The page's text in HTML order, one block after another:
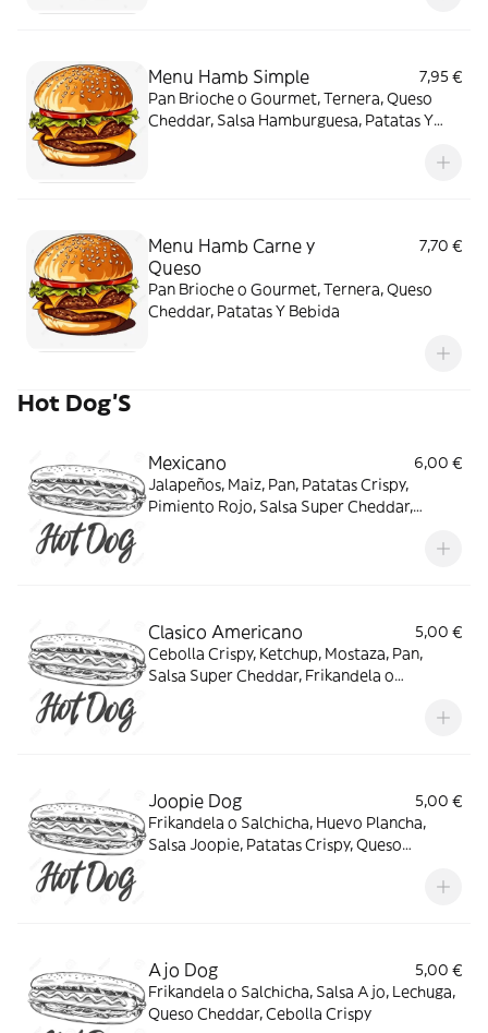
Menu Hamb Simple
7,95 €
Pan Brioche o Gourmet, Ternera, Queso
Cheddar, Salsa Hamburguesa, Patatas Y
Menu Hamb Carne y
Queso
7,70 €
Pan Brioche o Gourmet, Ternera, Queso
Cheddar, Patatas Y Bebida
Hot Dog'S
Mexicano
6,00 €
Jalapeños, Maiz, Pan, Patatas Crispy,
Pimiento Rojo, Salsa Super Cheddar,
Clasico Americano
5,00 €
Cebolla Crispy, Ketchup, Mostaza, Pan,
Salsa Super Cheddar, Frikandela o
Joopie Dog
5,00 €
Frikandela o Salchicha, Huevo Plancha,
Salsa Joopie, Patatas Crispy, Queso
Ajo Dog
5,00 €
Frikandela o Salchicha, Salsa Ajo, Lechuga,
Queso Cheddar, Cebolla Crispy